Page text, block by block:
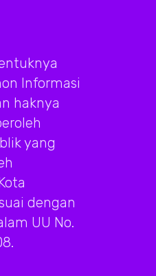
Informasi
haknya
yang
dengan
UU No.